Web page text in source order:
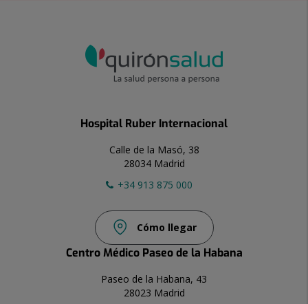
Hospital Ruber Internacional
Calle de la Masó, 38
28034 Madrid
+34 913 875 000
Cómo llegar
Centro Médico Paseo de la Habana
Paseo de la Habana, 43
28023 Madrid